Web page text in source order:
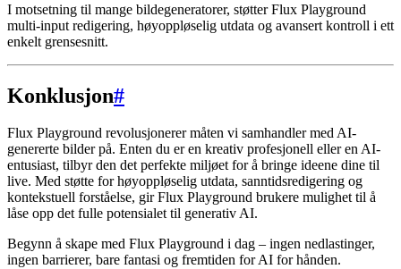
I motsetning til mange bildegeneratorer, støtter Flux Playground
multi-input redigering, høyoppløselig utdata og avansert kontroll i ett
enkelt grensesnitt.
Konklusjon#
Flux Playground revolusjonerer måten vi samhandler med AI-
genererte bilder på. Enten du er en kreativ profesjonell eller en AI-
entusiast, tilbyr den det perfekte miljøet for å bringe ideene dine til
live. Med støtte for høyoppløselig utdata, sanntidsredigering og
kontekstuell forståelse, gir Flux Playground brukere mulighet til å
låse opp det fulle potensialet til generativ AI.
Begynn å skape med Flux Playground i dag – ingen nedlastinger,
ingen barrierer, bare fantasi og fremtiden for AI for hånden.